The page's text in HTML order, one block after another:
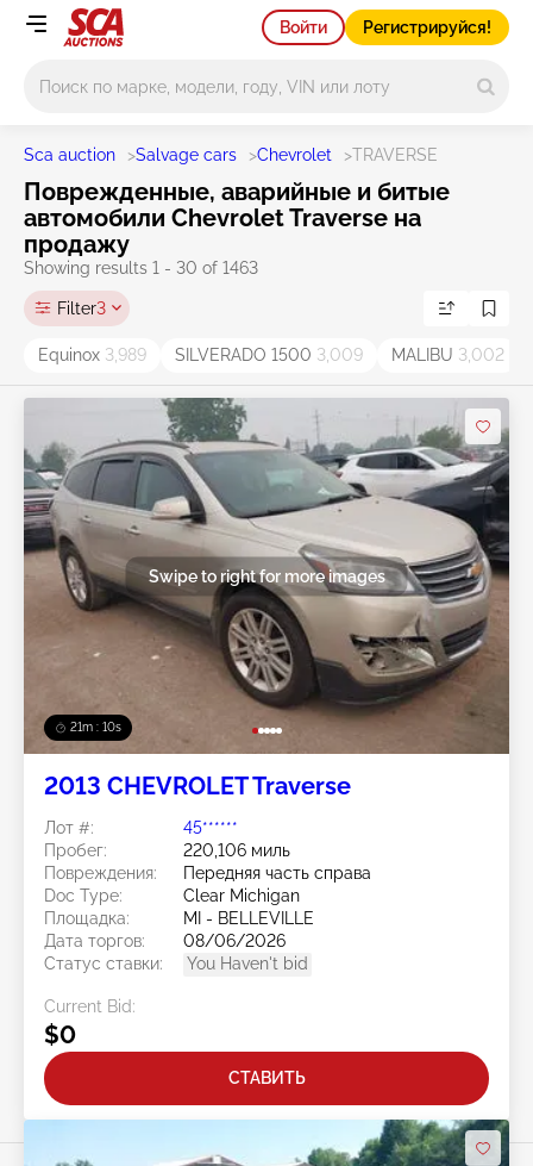
Войти Регистрируйся!
Sca auction >Salvage cars >Chevrolet >TRAVERSE
Поврежденные, аварийные и битые
автомобили Chevrolet Traverse на
продажу
Showing results 1 - 30 of 1463
Filter3
Equinox 3,989 SILVERADO 1500 3,009 MALIBU 3,002
21m : 07s
Swipe to right for more images
2013 CHEVROLET Traverse
Лот #:
45******
Пробег:
220,106 миль
Повреждения:
Передняя часть справа
Doc Type:
Clear Michigan
Площадка:
MI - BELLEVILLE
Дата торгов:
08/06/2026
Статус ставки:
You Haven't bid
Current Bid:
$0
СТАВИТЬ